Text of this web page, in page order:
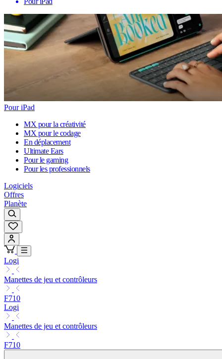
Pour iPad
MX pour la créativité
MX pour le codage
En déplacement
Ultimate Ears
Pour le gaming
Pour les professionnels
Logiciels
Offres
Planète
Logi
Manettes de jeu et contrôleurs
F710
Logi
Manettes de jeu et contrôleurs
F710